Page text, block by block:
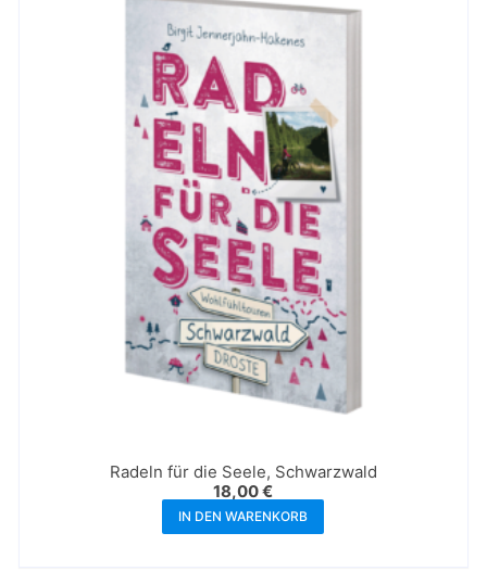
Radeln für die Seele, Schwarzwald
18,00€
IN DEN WARENKORB